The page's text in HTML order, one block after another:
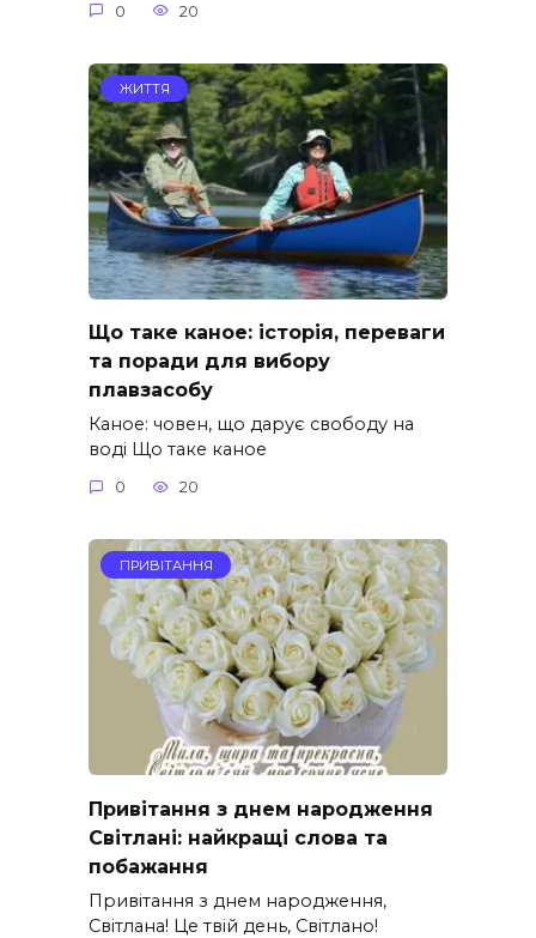
0 20
ЖИТТЯ
Що таке каное: історія, переваги
та поради для вибору
плавзасобу
Каное: човен, що дарує свободу на
воді Що таке каное
0 20
ПРИВІТАННЯ
Привітання з днем народження
Світлані: найкращі слова та
побажання
Привітання з днем народження,
Світлана! Це твій день, Світлано!